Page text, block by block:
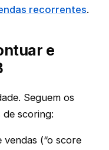
recorrentes.
e
Seguem os
scoring:
(“o score